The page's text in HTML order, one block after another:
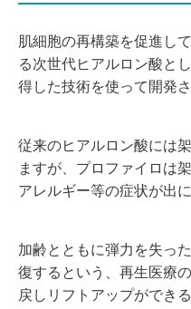
肌細胞の再構築を促進し
る次世代ヒアルロン酸と
得した技術を使って開発
従来のヒアルロン酸には
ますが、プロファイロは
アレルギー等の症状が出に
加齢とともに弾力を失っ
復するという、再生医療
戻しリフトアップができる